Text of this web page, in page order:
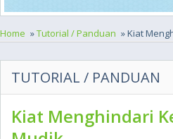
Home »Tutorial / Panduan » Kiat
TUTORIAL / PANDUAN
Kiat Menghindari